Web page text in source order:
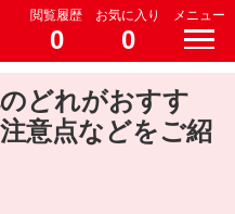
閲覧履歴
0
お気に入り
0
メニュー
どれがおすす
意点などをご紹